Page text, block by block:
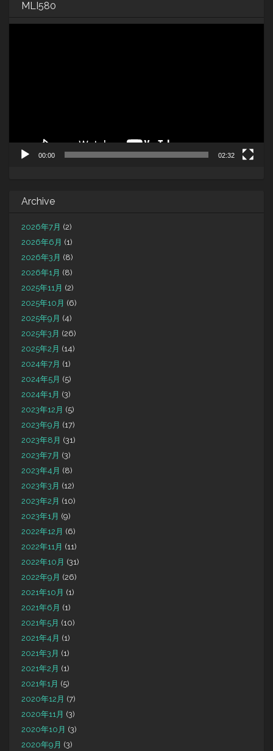
MLI580
00:00 02:32
Archive
2026年7月 (2)
2026年6月 (1)
2026年3月 (8)
2026年1月 (8)
2025年11月 (2)
2025年10月 (6)
2025年9月 (4)
2025年3月 (26)
2025年2月 (14)
2024年7月 (1)
2024年5月 (5)
2024年1月 (3)
2023年12月 (5)
2023年9月 (17)
2023年8月 (31)
2023年7月 (3)
2023年4月 (8)
2023年3月 (12)
2023年2月 (10)
2023年1月 (9)
2022年12月 (6)
2022年11月 (11)
2022年10月 (31)
2022年9月 (26)
2021年10月 (1)
2021年6月 (1)
2021年5月 (10)
2021年4月 (1)
2021年3月 (1)
2021年2月 (1)
2021年1月 (5)
2020年12月 (7)
2020年11月 (3)
2020年10月 (3)
2020年9月 (3)